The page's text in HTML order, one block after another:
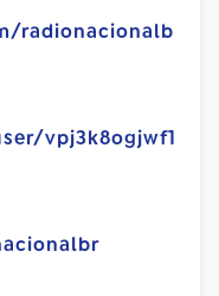
radionacionalb
vpj3k8ogjwf1